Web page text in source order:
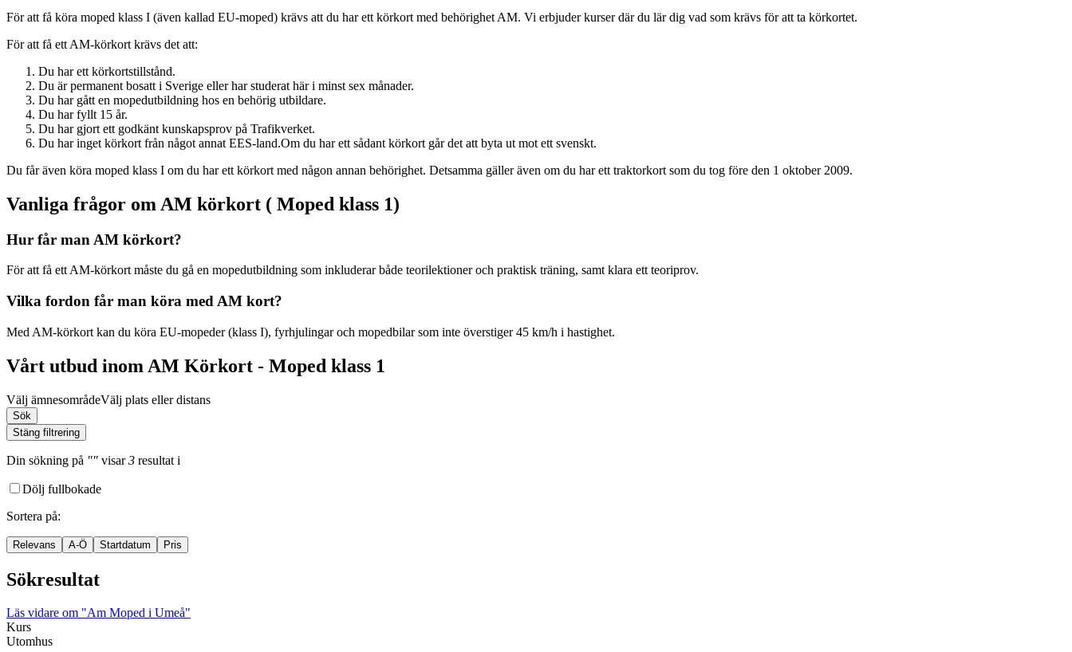
För att få köra moped klass I (även kallad EU-moped) krävs att du har ett körkort med behörighet AM. Vi erbjuder kurser där du lär dig vad som krävs för att ta körkortet.
För att få ett AM-körkort krävs det att:
Du har ett körkortstillstånd.
Du är permanent bosatt i Sverige eller har studerat här i minst sex månader.
Du har gått en mopedutbildning hos en behörig utbildare.
Du har fyllt 15 år.
Du har gjort ett godkänt kunskapsprov på Trafikverket.
Du har inget körkort från något annat EES-land.Om du har ett sådant körkort går det att byta ut mot ett svenskt.
Du får även köra moped klass I om du har ett körkort med någon annan behörighet. Detsamma gäller även om du har ett traktorkort som du tog före den 1 oktober 2009.
Vanliga frågor om AM körkort ( Moped klass 1)
Hur får man AM körkort?
För att få ett AM-körkort måste du gå en mopedutbildning som inkluderar både teorilektioner och praktisk träning, samt klara ett teoriprov.
Vilka fordon får man köra med AM kort?
Med AM-körkort kan du köra EU-mopeder (klass I), fyrhjulingar och mopedbilar som inte överstiger 45 km/h i hastighet.
Vårt utbud inom AM Körkort - Moped klass 1
Välj ämnesområdeVälj plats eller distans
Sök
Stäng filtrering
Din sökning på "" visar3 resultat i
Dölj fullbokade
Sortera på:
Relevans A-Ö Startdatum Pris
Sökresultat
Läs vidare om "Am Moped i Umeå"
Kurs
Utomhus